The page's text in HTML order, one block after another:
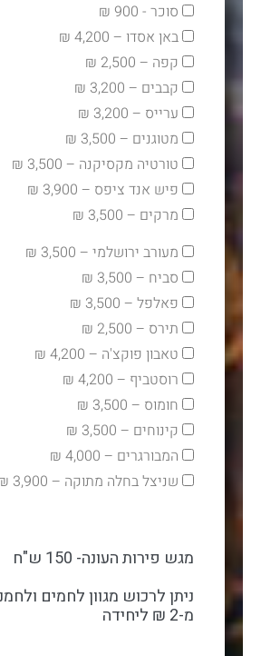
סוכר - 900 ₪
באן אסדו – 4,200 ₪
קפה – 2,500 ₪
קבבים – 3,200 ₪
ערייס – 3,200 ₪
מטוגנים – 3,500 ₪
טורטיה מקסיקנה – 3,500 ₪
פיש אנד ציפס – 3,900 ₪
מרקים – 3,500 ₪
מעורב ירושלמי – 3,500 ₪
סביח – 3,500 ₪
פאלפל – 3,500 ₪
תירס – 2,500 ₪
טאבון פוקצ'ה – 4,200 ₪
רוסטביף – 4,200 ₪
חומוס – 3,500 ₪
קינוחים – 3,500 ₪
המבורגרים – 4,000 ₪
שניצל בחלה מתוקה – 3,900 ₪
מגש פירות העונה- 150 ש"ח
ניתן לרכוש מגוון לחמים
מ-2 ₪ ליחידה